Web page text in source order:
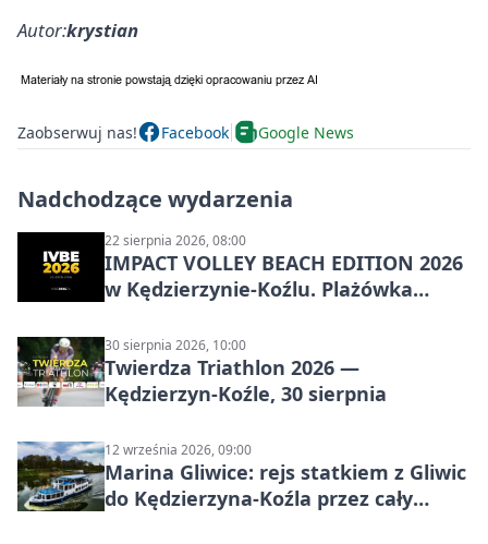
Autor:krystian
Zaobserwuj nas! Facebook Google News
Nadchodzące wydarzenia
22 sierpnia 2026, 08:00
IMPACT VOLLEY BEACH EDITION 2026
w Kędzierzynie-Koźlu. Plażówka
30 sierpnia 2026, 10:00
Twierdza Triathlon 2026 —
Kędzierzyn-Koźle, 30 sierpnia
12 września 2026, 09:00
Marina Gliwice: rejs statkiem z Gliwic
do Kędzierzyna-Koźla przez cały